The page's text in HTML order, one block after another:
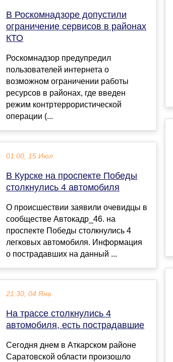
В Роскомнадзоре допустили
ограничение сервисов в районах
КТО
Роскомнадзор предупредил
пользователей интернета о
возможном ограничении работы
ресурсов в районах, где введен
режим контртеррористической
операции (...
01:00, 15 Июл
В Курске на проспекте Победы
столкнулись 4 автомобиля
О происшествии заявили очевидцы в
сообществе Автокадр_46. на
проспекте Победы столкнулись 4
легковых автомобиля. Информация
о пострадавших на данный ...
21:30, 04 Янв
На трассе столкнулись 4
автомобиля, есть пострадавшие
Сегодня днем в Аткарском районе
Саратовской области произошло